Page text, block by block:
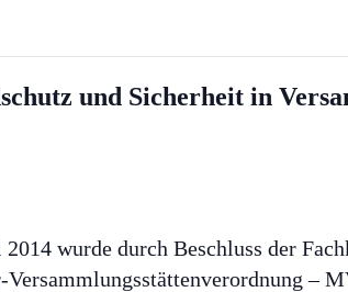
und Sicherheit in
wurde durch Beschluss der
–